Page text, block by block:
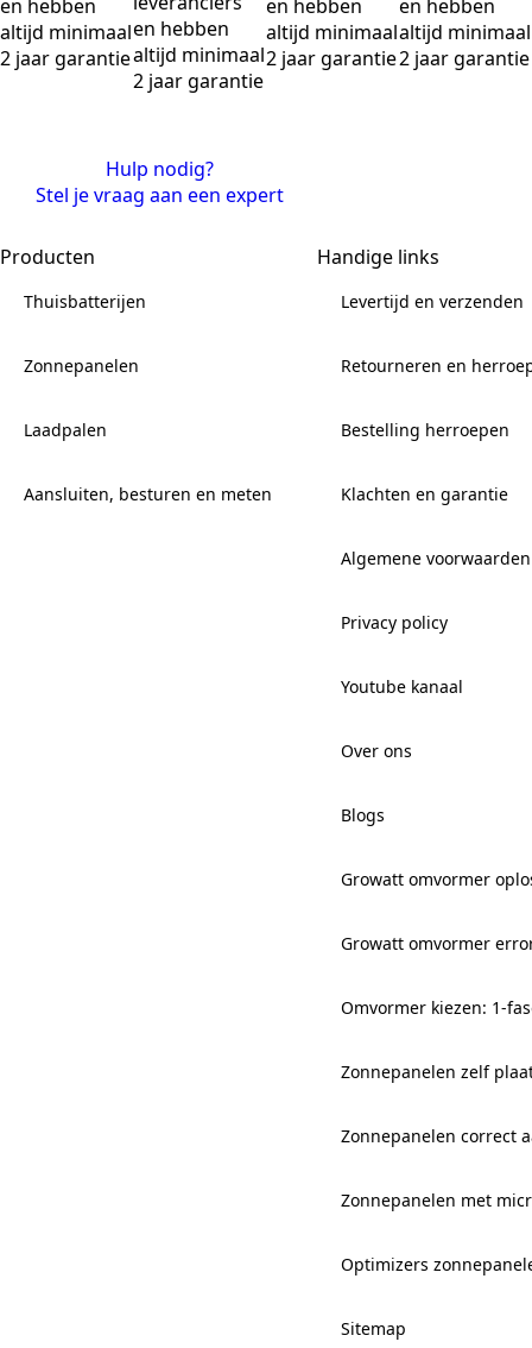
en hebben
altijd minimaal
2 jaar garantie
en hebben
altijd minimaal
2 jaar garantie
en hebben
altijd minimaal
2 jaar garantie
en hebben
altijd minimaal
2 jaar garantie
Hulp nodig?
Stel je vraag aan een expert
Producten
Thuisbatterijen
Zonnepanelen
Laadpalen
Aansluiten, besturen en meten
Handige links
Levertijd en verzenden
Retourneren en
Bestelling herroepen
Klachten en garantie
Algemene voorwaarden
Privacy policy
Youtube kanaal
Over ons
Blogs
Growatt omvormer
Growatt omvormer
Omvormer kiezen: 1-
Zonnepanelen zelf
Zonnepanelen correct
Zonnepanelen met
Optimizers
Sitemap